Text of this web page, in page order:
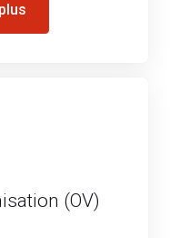
(OV)